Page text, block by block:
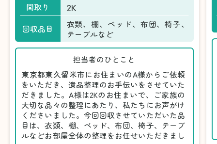
間取り 2K
回収品目
衣類、棚、ベッド、布団、椅子、
テーブルなど
担当者のひとこと
東京都東久留米市にお住まいのA様からご依頼
をいただき、遺品整理のお手伝いをさせていた
だきました。A様は2Kのお住まいで、ご家族の
大切な品々の整理にあたり、私たちにお声がけ
くださいました。今回回収させていただいた品
目は、衣類、棚、ベッド、布団、椅子、テーブ
ルなどお部屋全体の整理をお任せいただきまし